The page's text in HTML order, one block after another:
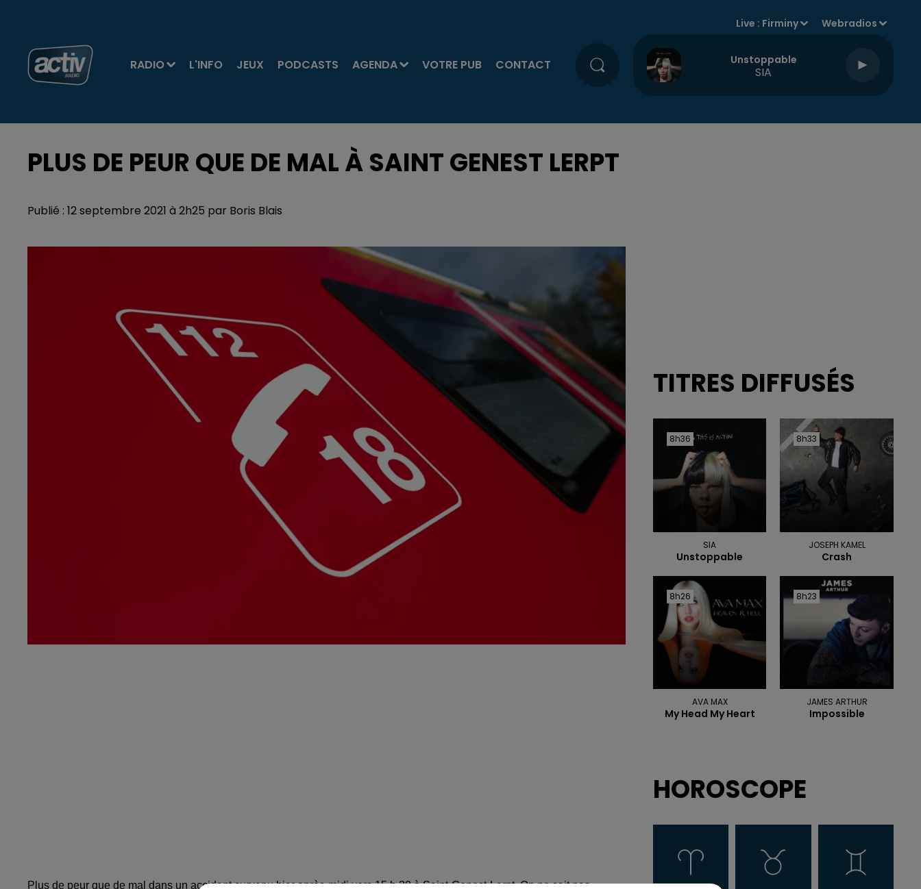
RADIO L'INFO JEUX PODCASTS AGENDA VOTRE PUB CONTACT
Live : Firminy Webradios
Unstoppable
SIA
PLUS DE PEUR QUE DE MAL À SAINT GENEST LERPT
Publié : 12 septembre 2021 à 2h25 par Boris Blais
Plus de peur que de mal dans un accident survenu hier après-midi vers 15 h 30 à Saint-Genest-Lerpt. On ne sait pas
TITRES DIFFUSÉS
8h36
8h36
SIA
Unstoppable
8h33
8h33
JOSEPH KAMEL
Crash
8h26
8h26
AVA MAX
My Head My Heart
8h23
8h23
JAMES ARTHUR
Impossible
HOROSCOPE